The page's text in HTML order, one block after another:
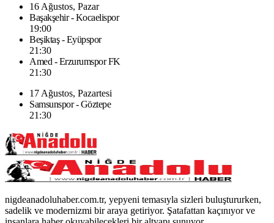
16 Ağustos, Pazar
Başakşehir - Kocaelispor
19:00
Beşiktaş - Eyüpspor
21:30
Amed - Erzurumspor FK
21:30
17 Ağustos, Pazartesi
Samsunspor - Göztepe
21:30
nigdeanadoluhaber.com.tr, yepyeni temasıyla sizleri buluştururken,
sadelik ve modernizmi bir araya getiriyor. Şatafattan kaçınıyor ve